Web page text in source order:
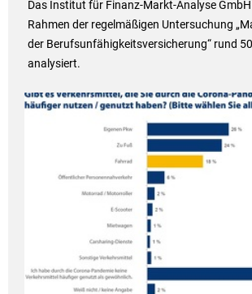
Das Institut für Finanz-Markt-Analyse
Rahmen der regelmäßigen Untersuchung
der Berufsunfähigkeitsversicherung“ rund
analysiert.